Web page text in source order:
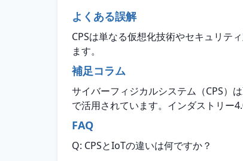
よくある誤解
CPSは単なる仮想化技術やセキュリテ
ます。
補足コラム
サイバーフィジカルシステム（CPS）
で活用されています。インダストリー
FAQ
Q: CPSとIoTの違いは何ですか？